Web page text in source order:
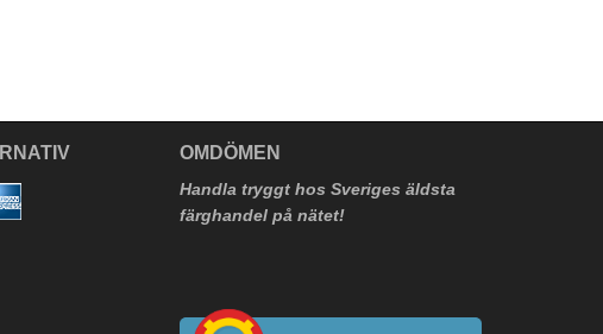
OMDÖMEN
Handla tryggt hos Sveriges äldsta
färghandel på nätet!